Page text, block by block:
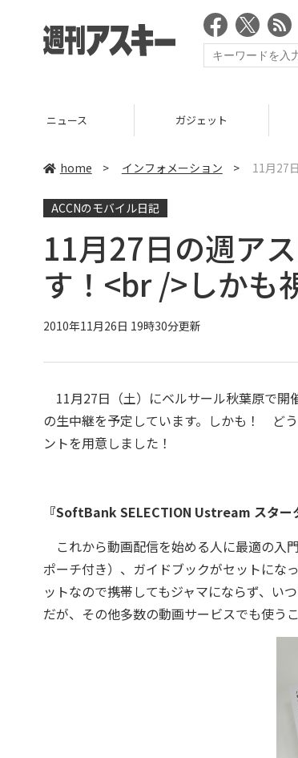
ニュース ガジェット
home > インフォメーション > 11月27
ACCNのモバイル日記
11月27日の週ア
す！<br />しかも
2010年11月26日 19時30分更新
11月27日（土）にベルサール秋葉原で開
の生中継を予定しています。しかも！ ど
ントを用意しました！
『SoftBank SELECTION Ustream スタ
これから動画配信を始める人に最適の入
ポーチ付き）、ガイドブックがセットにな
ットなので携帯してもジャマにならず、い
だが、その他多数の動画サービスでも使う